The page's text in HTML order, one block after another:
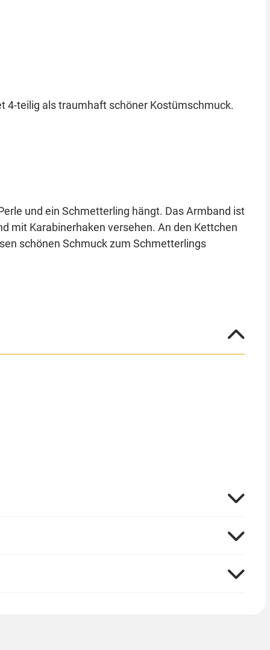
4-teilig als traumhaft schöner Kostümschmuck.
und ein Schmetterling hängt. Das Armband ist
mit Karabinerhaken versehen. An den Kettchen
schönen Schmuck zum Schmetterlings